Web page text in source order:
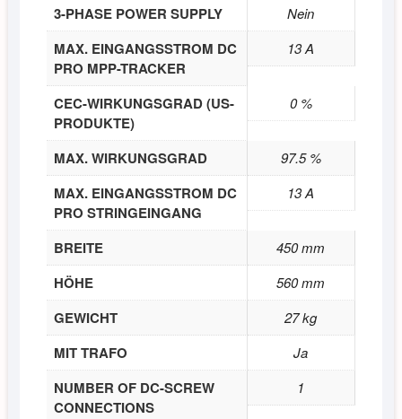
3-PHASE POWER SUPPLY Nein
MAX. EINGANGSSTROM DC
PRO MPP-TRACKER
13 A
CEC-WIRKUNGSGRAD (US-
PRODUKTE)
0 %
MAX. WIRKUNGSGRAD 97.5 %
MAX. EINGANGSSTROM DC
PRO STRINGEINGANG
13 A
BREITE 450 mm
HÖHE 560 mm
GEWICHT 27 kg
MIT TRAFO Ja
NUMBER OF DC-SCREW
CONNECTIONS
1